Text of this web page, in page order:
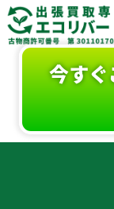
今す